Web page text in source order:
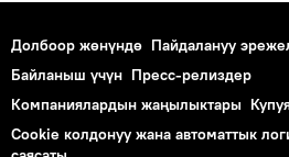
Долбоор жөнүндө Пайдалануу
Байланыш үчүн Пресс-релиздер
Компаниялардын жаңылыктары
Cookie колдонуу жана автоматтык